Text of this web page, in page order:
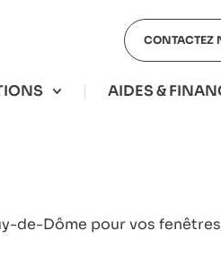
CONTACTEZ
AIDES &
de-Dôme pour vos